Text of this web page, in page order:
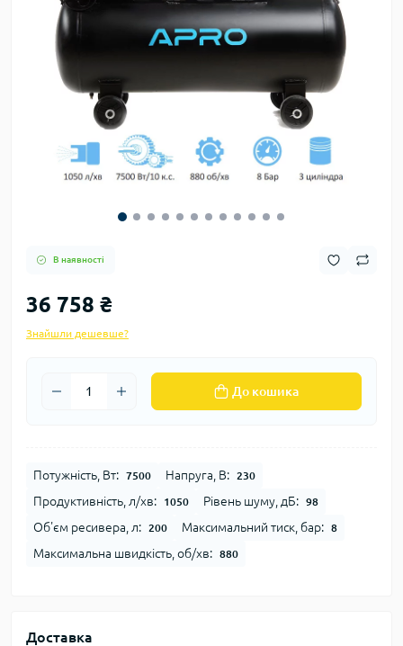
В наявності
36 758 ₴
Знайшли дешевше?
До кошика
Потужність, Вт: 7500 Напруга, В: 230
Продуктивність, л/хв: 1050 Рівень шуму, дБ: 98
Об'єм ресивера, л: 200 Максимальний тиск, бар: 8
Максимальна швидкість, об/хв: 880
Доставка